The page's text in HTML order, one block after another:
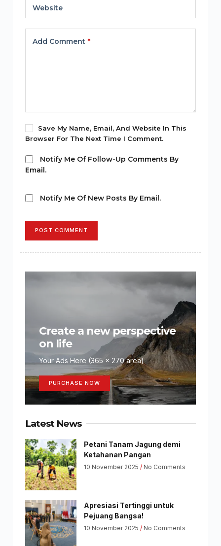
Website
Add Comment *
Save My Name, Email, And Website In This
Browser For The Next Time I Comment.
Notify Me Of Follow-Up Comments By
Email.
Notify Me Of New Posts By Email.
POST COMMENT
Create a new perspective
on life
Your Ads Here (365 x 270 area)
PURCHASE NOW
Latest News
Petani Tanam Jagung demi
Ketahanan Pangan
10 November 2025 No Comments
Apresiasi Tertinggi untuk
Pejuang Bangsa!
10 November 2025 No Comments